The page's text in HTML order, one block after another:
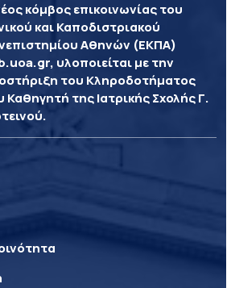
κόμβος επικοινωνίας του
και Καποδιστριακού
Αθηνών (ΕΚΠΑ)
υλοποιείται με την
του Κληροδοτήματος
Καθηγητή της Ιατρικής Σχολής Γ.